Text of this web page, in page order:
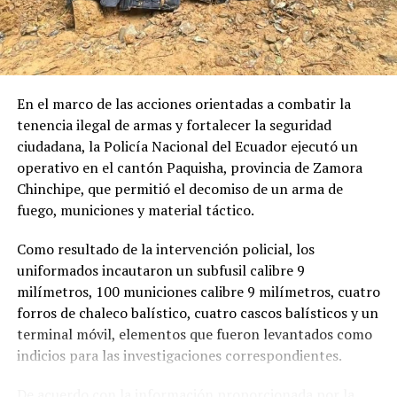
funcionario designado cumpla con los requisitos legales
y administrativos previstos en la legislación ecuatoriana
para el ejercicio de la función pública.
En la misma resolución, el Pleno del Consejo de la
Judicatura dio por concluido el encargo del doctor
Adriano Loján Zumba, quien venía desempeñándose
como director provincial encargado de Loja.
En el marco de las acciones orientadas a combatir la
tenencia ilegal de armas y fortalecer la seguridad
ciudadana, la Policía Nacional del Ecuador ejecutó un
operativo en el cantón Paquisha, provincia de Zamora
Chinchipe, que permitió el decomiso de un arma de
fuego, municiones y material táctico.
Como resultado de la intervención policial, los
uniformados incautaron un subfusil calibre 9
milímetros, 100 municiones calibre 9 milímetros, cuatro
forros de chaleco balístico, cuatro cascos balísticos y un
terminal móvil, elementos que fueron levantados como
indicios para las investigaciones correspondientes.